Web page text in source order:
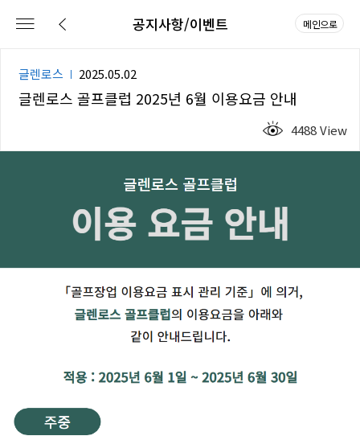
공지사항/이벤트 메인으로
글렌로스 2025.05.02
글렌로스 골프클럽 2025년 6월 이용요금 안내
4488 View